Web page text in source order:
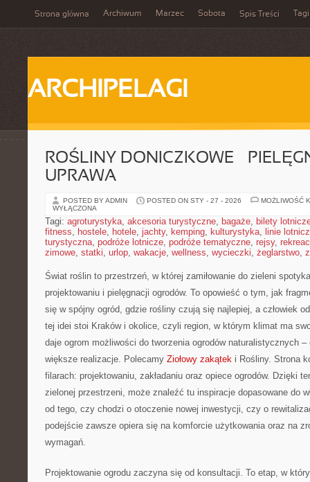
Strona główna Archiwum Marzec Sobota Spis Treści Tagi
ARCHIPELAGI
ROŚLINY DONICZKOWE –
UPRAWA
POSTED BY ADMIN POSTED ON STY - 27 - 2026
MOŻLIWOŚĆ
WYŁĄCZONA
Tagi: agroturystyka, akcesoria turystyczne, bagaże, bilety
fitness, hostele, hotele, jachty, kemping, kulturystyka, linie
turystyczna, podróże lotnicze, podróże tematyczne, rejsy,
zimowe, statki, urlop, wakacje, wellness, wycieczki, żeglarstwo,
Świat roślin to przestrzeń, w której zamiłowanie do zieleni
projektowaniu i pielęgnacji ogrodów. To opowieść o tym, jak
się w spójny ogród, gdzie rośliny czują się najlepiej, a człowiek
tej idei stoi Kraków i okolice, czyli region, w którym klimat ma
daje ogrom możliwości do tworzenia ogrodów naturalistycznych –
większe realizacje. Polecamy Ziołowy zakątek i Rośliny. Strona
filarach: projektowaniu, zakładaniu oraz opiece ogrodów. Dzięki
zielonej przestrzeni, może znaleźć tu inspiracje dopasowane do
od tego, czy chodzi o otoczenie nowej inwestycji, czy o
podejście zawsze opiera się na komforcie użytkowania oraz na
wymagań.
Projektowanie ogrodu zaczyna się od konsultacji. To etap, w